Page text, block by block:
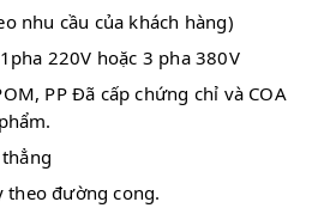
nhu cầu của khách hàng)
220V hoặc 3 pha 380V
PP Đã cấp chứng chỉ và COA
theo đường cong.